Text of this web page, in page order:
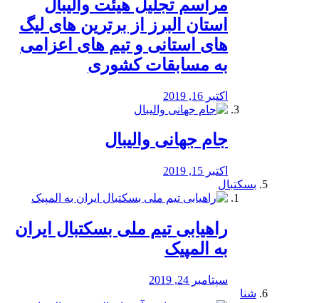
مراسم تجلیل هیئت والیبال
استان البرز از برترین های لیگ
های استانی و تیم های اعزامی
به مسابقات کشوری
اکتبر 16, 2019
جام جهانی والیبال
اکتبر 15, 2019
بسکتبال
راهیابی تیم ملی بسکتبال ایران
به المپیک
سپتامبر 24, 2019
شنا